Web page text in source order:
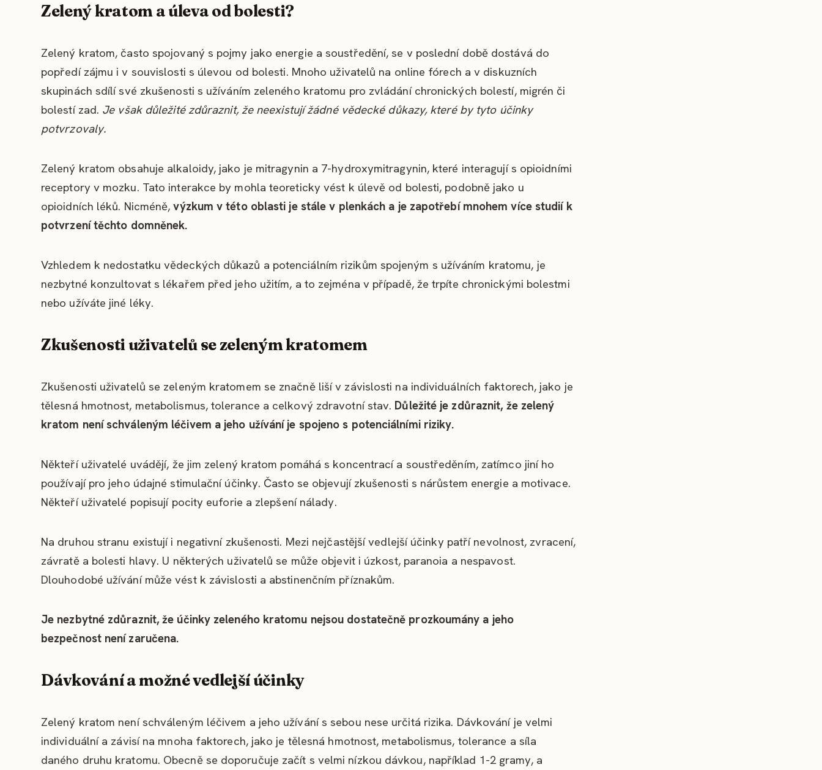
Zelený kratom a úleva od bolesti?
Zelený kratom, často spojovaný s pojmy jako energie a soustředění, se v poslední době dostává do
popředí zájmu i v souvislosti s úlevou od bolesti. Mnoho uživatelů na online fórech a v diskuzních
skupinách sdílí své zkušenosti s užíváním zeleného kratomu pro zvládání chronických bolestí, migrén či
bolestí zad. Je však důležité zdůraznit, že neexistují žádné vědecké důkazy, které by tyto účinky
potvrzovaly.
Zelený kratom obsahuje alkaloidy, jako je mitragynin a 7-hydroxymitragynin, které interagují s opioidními
receptory v mozku. Tato interakce by mohla teoreticky vést k úlevě od bolesti, podobně jako u
opioidních léků. Nicméně,výzkum v této oblasti je stále v plenkách a je zapotřebí mnohem více studií k
potvrzení těchto domněnek.
Vzhledem k nedostatku vědeckých důkazů a potenciálním rizikům spojeným s užíváním kratomu, je
nezbytné konzultovat s lékařem před jeho užitím, a to zejména v případě, že trpíte chronickými bolestmi
nebo užíváte jiné léky.
Zkušenosti uživatelů se zeleným kratomem
Zkušenosti uživatelů se zeleným kratomem se značně liší v závislosti na individuálních faktorech, jako je
tělesná hmotnost, metabolismus, tolerance a celkový zdravotní stav. Důležité je zdůraznit, že zelený
kratom není schváleným léčivem a jeho užívání je spojeno s potenciálními riziky.
Někteří uživatelé uvádějí, že jim zelený kratom pomáhá s koncentrací a soustředěním, zatímco jiní ho
používají pro jeho údajné stimulační účinky. Často se objevují zkušenosti s nárůstem energie a motivace.
Někteří uživatelé popisují pocity euforie a zlepšení nálady.
Na druhou stranu existují i negativní zkušenosti. Mezi nejčastější vedlejší účinky patří nevolnost, zvracení,
závratě a bolesti hlavy. U některých uživatelů se může objevit i úzkost, paranoia a nespavost.
Dlouhodobé užívání může vést k závislosti a abstinenčním příznakům.
Je nezbytné zdůraznit, že účinky zeleného kratomu nejsou dostatečně prozkoumány a jeho
bezpečnost není zaručena.
Dávkování a možné vedlejší účinky
Zelený kratom není schváleným léčivem a jeho užívání s sebou nese určitá rizika. Dávkování je velmi
individuální a závisí na mnoha faktorech, jako je tělesná hmotnost, metabolismus, tolerance a síla
daného druhu kratomu. Obecně se doporučuje začít s velmi nízkou dávkou, například 1-2 gramy, a